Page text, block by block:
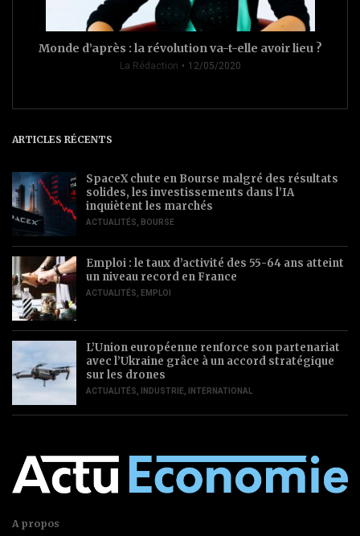
Monde d’après : la révolution va-t-elle avoir lieu ?
La Rédaction 12/05/2020
ARTICLES RÉCENTS
SpaceX chute en Bourse malgré des résultats
solides, les investissements dans l’IA
inquiètent les marchés
ACTUALITÉS BOURSE
Emploi : le taux d’activité des 55-64 ans atteint
un niveau record en France
ACTUALITÉS EMPLOI
L’Union européenne renforce son partenariat
avec l’Ukraine grâce à un accord stratégique
sur les drones
ACTUALITÉS INDUSTRIE INTERNATIONAL
A propos